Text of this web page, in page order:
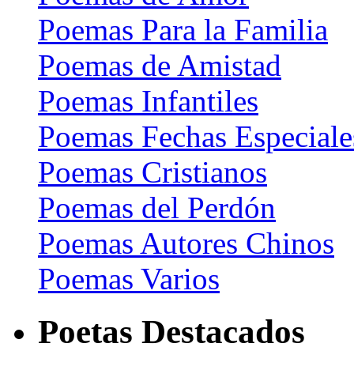
Poemas Para la Familia
Poemas de Amistad
Poemas Infantiles
Poemas Fechas
Poemas Cristianos
Poemas del Perdón
Poemas Autores Chinos
Poemas Varios
Poetas Destacados